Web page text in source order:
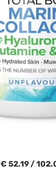
€ 52.19 /